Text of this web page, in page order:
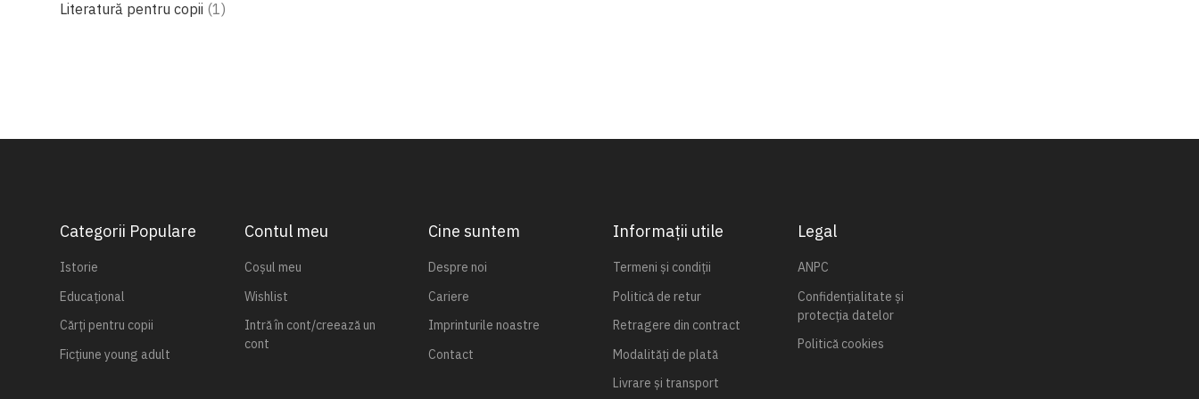
Literatură pentru copii 1produs
Categorii Populare
Istorie
Educațional
Cărți pentru copii
Ficțiune young adult
Contul meu
Coșul meu
Wishlist
Intră în cont/creează un
cont
Cine suntem
Despre noi
Cariere
Imprinturile noastre
Contact
Informații utile
Termeni și condiții
Politică de retur
Retragere din contract
Modalități de plată
Livrare și transport
Legal
ANPC
Confidențialitate și
protecția datelor
Politică cookies